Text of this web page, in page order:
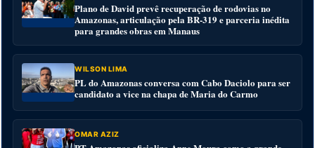
Plano de David prevê recuperação de rodovias no
Amazonas, articulação pela BR-319 e parceria inédita
para grandes obras em Manaus
WILSON LIMA
PL do Amazonas conversa com Cabo Daciolo para ser
candidato a vice na chapa de Maria do Carmo
OMAR AZIZ